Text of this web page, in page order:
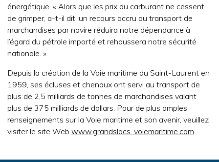
énergétique. « Alors que les prix du carburant ne cessent
de grimper, a-t-il dit, un recours accru au transport de
marchandises par navire réduira notre dépendance à
l’égard du pétrole importé et rehaussera notre sécurité
nationale. »
Depuis la création de la Voie maritime du Saint-Laurent en
1959, ses écluses et chenaux ont servi au transport de
plus de 2,5 milliards de tonnes de marchandises valant
plus de 375 milliards de dollars. Pour de plus amples
renseignements sur la Voie maritime et son avenir, veuillez
visiter le site Web www.grandslacs-voiemaritime.com